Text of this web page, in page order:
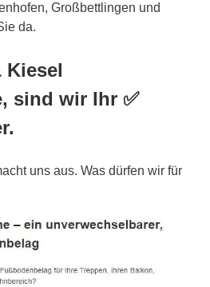
Großbettlingen und
da.
Kiesel
sind wir Ihr ✅
uns aus. Was dürfen wir für